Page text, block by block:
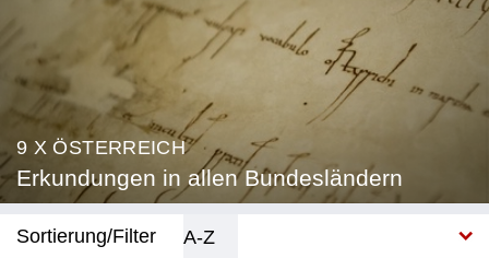
9 X ÖSTERREICH
Erkundungen in allen Bundesländern
Sortierung/Filter
A-Z